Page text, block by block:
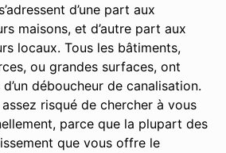
d’une part aux
maisons, et d’autre part aux
locaux. Tous les bâtiments,
ou grandes surfaces, ont
déboucheur de canalisation.
risqué de chercher à vous
parce que la plupart des
que vous offre le